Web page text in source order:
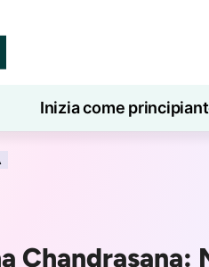
Inizia come
Chandrasana: